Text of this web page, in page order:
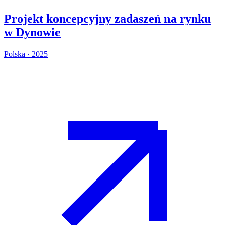
Projekt koncepcyjny zadaszeń na rynku
w Dynowie
Polska · 2025